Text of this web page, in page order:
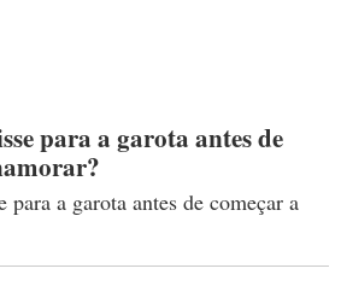
para a garota antes de
para a garota antes de começar a